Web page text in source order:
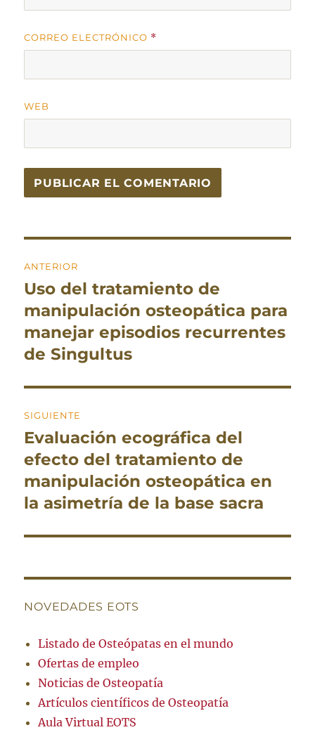
CORREO ELECTRÓNICO *
WEB
de
entradas
ANTERIOR
Entrada
anterior:
Uso del tratamiento de
manipulación osteopática para
manejar episodios recurrentes
de Singultus
SIGUIENTE
Entrada
siguiente:
Evaluación ecográfica del
efecto del tratamiento de
manipulación osteopática en
la asimetría de la base sacra
NOVEDADES EOTS
Listado de Osteópatas en el mundo
Ofertas de empleo
Noticias de Osteopatía
Artículos científicos de Osteopatía
Aula Virtual EOTS